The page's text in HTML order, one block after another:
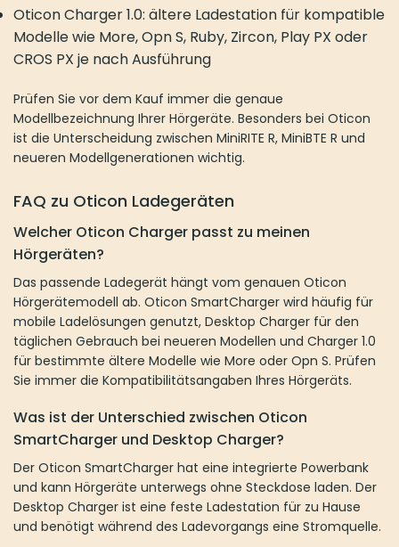
Das passende Ladegerät hängt vom genauen Oticon
Hörgerätemodell ab. Oticon SmartCharger wird häufig für mobile
Ladelösungen genutzt, Desktop Charger für den täglichen
ältere Modelle wie More oder Opn S. Prüfen Sie immer die
Kompatibilitätsangaben Ihres Hörgeräts.
Was ist der Unterschied zwischen Oticon SmartCharger
Der Oticon SmartCharger hat eine integrierte Powerbank und
kann Hörgeräte unterwegs ohne Steckdose laden. Der Desktop
Charger ist eine feste Ladestation für zu Hause und benötigt
während des Ladevorgangs eine Stromquelle.
Wie lange dauert die Ladezeit beim Oticon SmartCharger?
Viele Oticon Hörgeräte benötigen etwa drei Stunden für eine
vollständige Ladung. Die genaue Ladezeit hängt vom
Hörgerätemodell, Ladegerät und Akkuzustand ab. Der
SmartCharger kann je nach Version zusätzlich mehrere mobile
Ladungen bereitstellen, wenn sein integrierter Akku vollständig
geladen ist.
Passt der Oticon Charger 1.0 zu Oticon Intent?
In der Regel nicht. Oticon Intent nutzt neuere Ladeoptionen,
während Charger 1.0 für bestimmte ältere Modelle vorgesehen
ist. Prüfen Sie immer die konkrete Kompatibilitätsliste, bevor Sie